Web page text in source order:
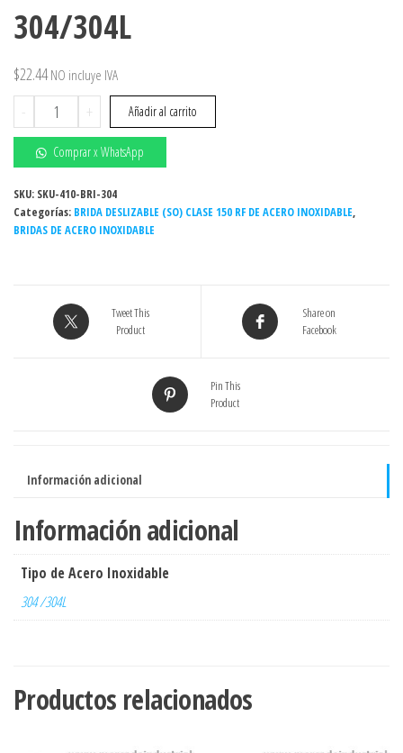
304/304L
$22.44 NO incluye IVA
-
Brida
S.O.R.F.
2"
150#
(deslizable
sin
cuello)
INOXIDABLE
+ Añadir al carrito
Comprar x WhatsApp
SKU: SKU-410-BRI-304
Categorías: BRIDA DESLIZABLE (SO) CLASE 150 RF DE ACERO INOXIDABLE,
BRIDAS DE ACERO INOXIDABLE
Tweet This
Product
Share on
Facebook
Pin This
Product
Información adicional
Información adicional
Tipo de Acero Inoxidable
304 /304L
Productos relacionados